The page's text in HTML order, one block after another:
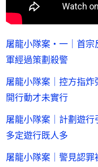
屠龍小隊案・一｜首
軍經過策劃殺警
屠龍小隊案｜控方指
開行動才未實行
屠龍小隊案｜計劃遊
多定遊行既人多
屠龍小隊案｜警見認